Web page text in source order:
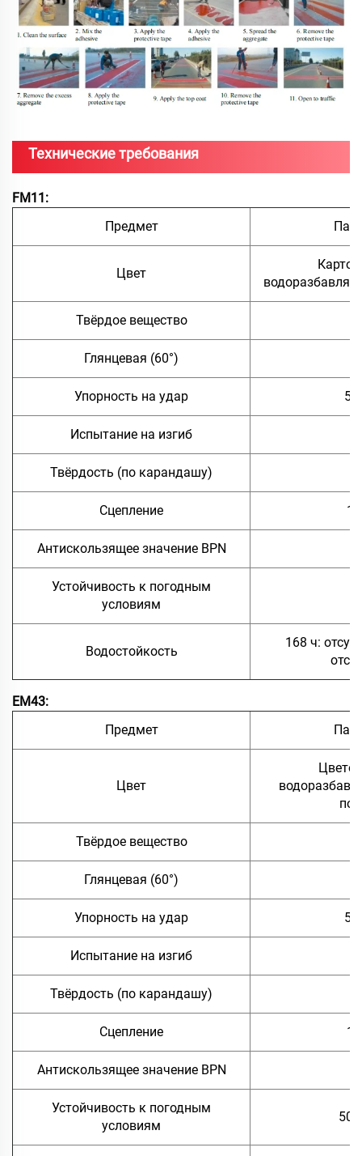
Технические требования
FM11:
Предмет
Цвет
Твёрдое вещество
Глянцевая (60°)
Упорность на удар 50
Испытание на изгиб
Твёрдость (по карандашу)
Сцепление 1
Антискользящее значение BPN
Устойчивость к погодным
условиям
Водостойкость
168 ч:
EM43:
Предмет
Цвет
Твёрдое вещество
Глянцевая (60°)
Упорность на удар 50
Испытание на изгиб
Твёрдость (по карандашу)
Сцепление 1
Антискользящее значение BPN
Устойчивость к погодным
условиям